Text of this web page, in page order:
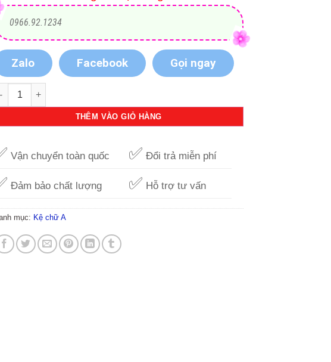
0966.92.1234
Zalo Facebook Gọi ngay
chữ A trắng 885C-A số lượng
THÊM VÀO GIỎ HÀNG
Vận chuyển toàn quốc ✅ Đổi trả miễn phí
Đảm bảo chất lượng ✅ Hỗ trợ tư vấn
mục: Kệ chữ A